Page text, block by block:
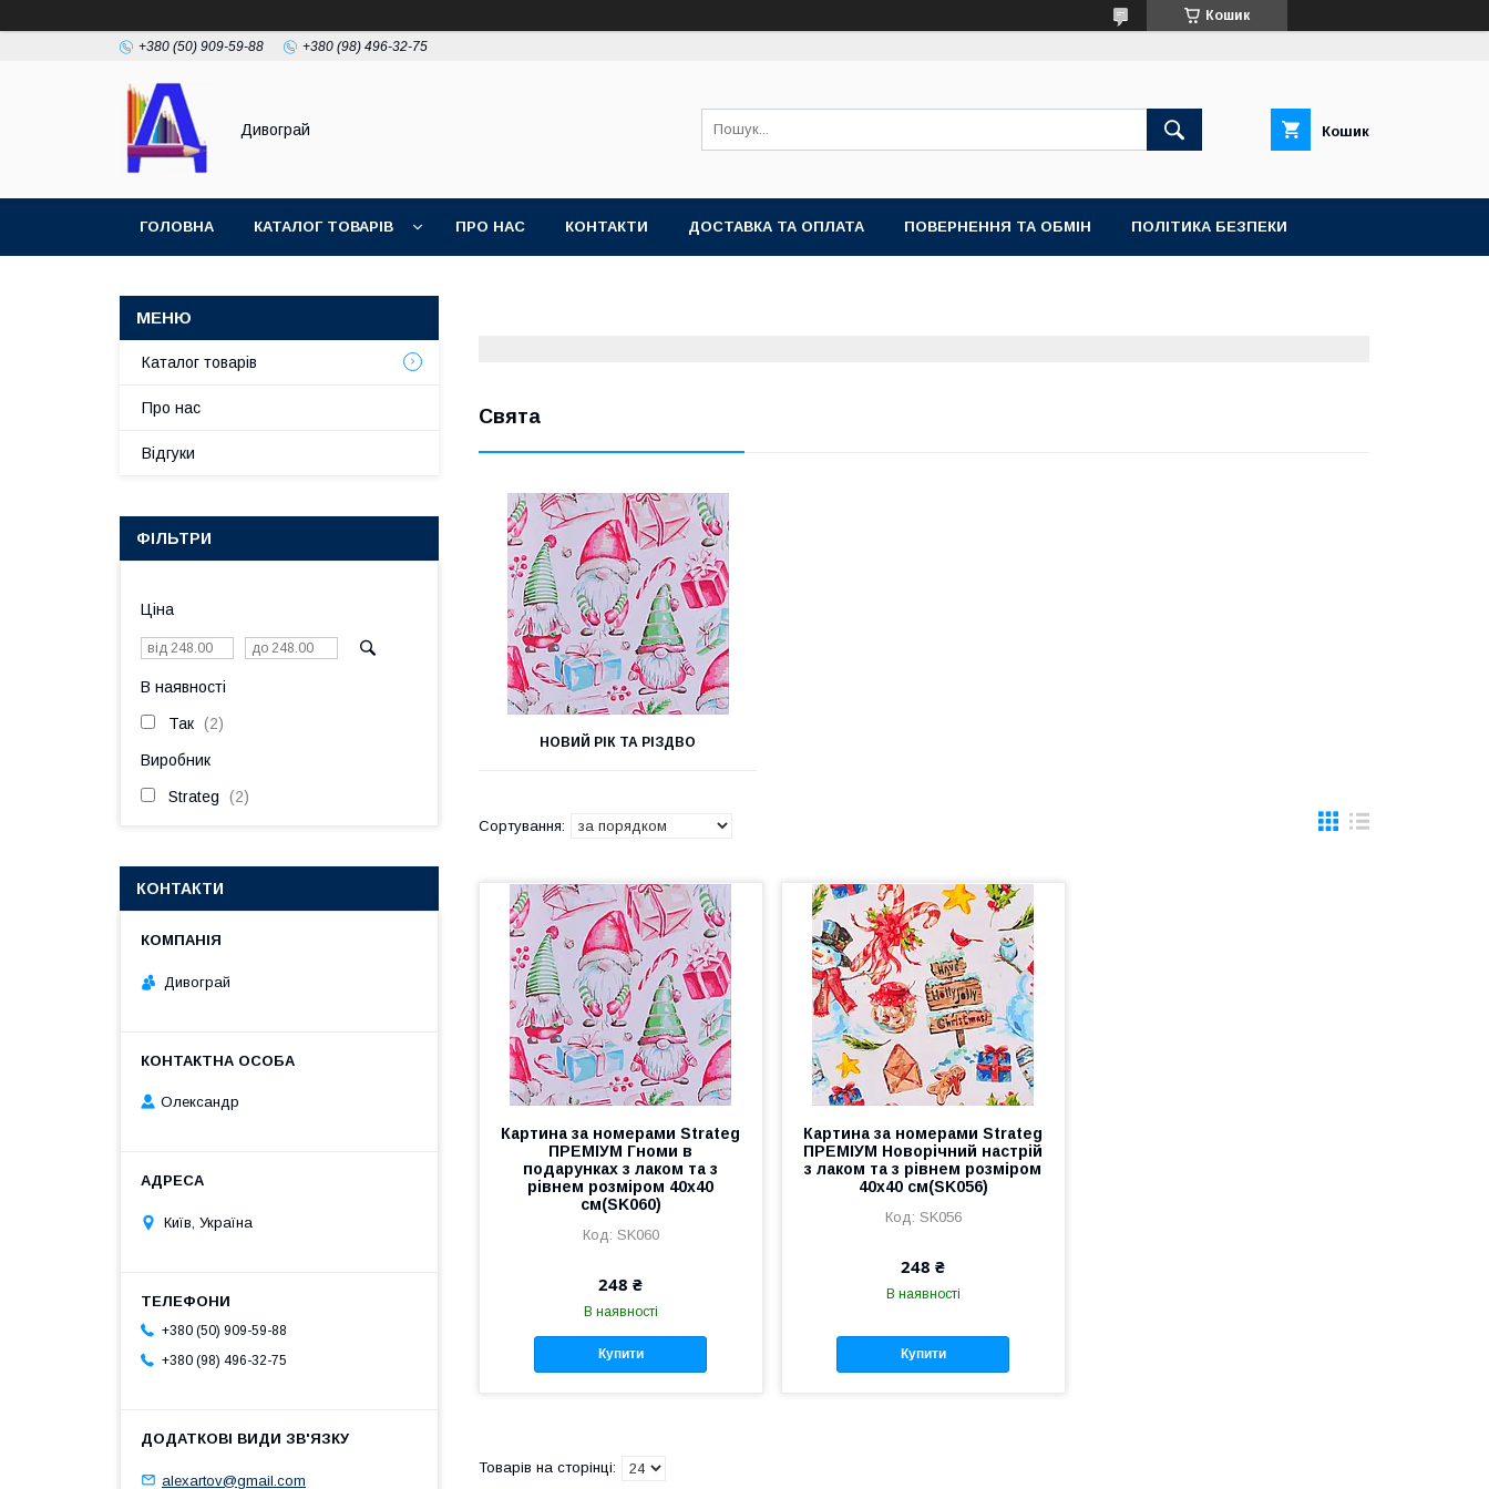
Кошик
+380 (50) 909-59-88 +380 (98) 496-32-75
Дивограй Кошик
ГОЛОВНА КАТАЛОГ ТОВАРІВ ПРО НАС КОНТАКТИ ДОСТАВКА ТА ОПЛАТА ПОВЕРНЕННЯ ТА ОБМІН ПОЛІТИКА БЕЗПЕКИ
Свята
НОВИЙ РІК ТА РІЗДВО
Картина за номерами Strateg
ПРЕМІУМ Гноми в
подарунках з лаком та з
рівнем розміром 40х40
см(SK060)
SK060
248 ₴
В наявності
Купити
Картина за номерами Strateg
ПРЕМІУМ Новорічний настрій
з лаком та з рівнем розміром
40х40 см(SK056)
SK056
248 ₴
В наявності
Купити
Каталог товарів
Про нас
Відгуки
ФІЛЬТРИ
Ціна
В наявності
Так 2
Виробник
Strateg 2
КОНТАКТИ
Дивограй
Олександр
Київ, Україна
+380 (50) 909-59-88
+380 (98) 496-32-75
alexartov@gmail.com